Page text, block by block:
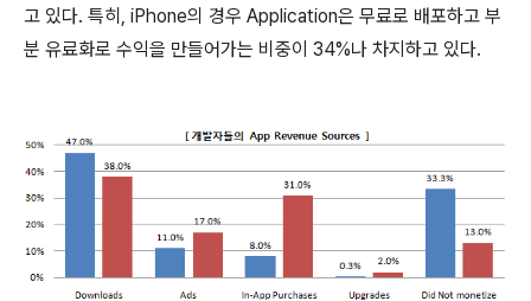
고 있다. 특히, iPhone의 경우 Application은 무료로 배포하고 부
분 유료화로 수익을 만들어가는 비중이 34%나 차지하고 있다.